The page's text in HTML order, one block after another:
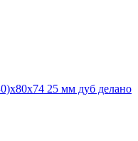
25 мм дуб делано